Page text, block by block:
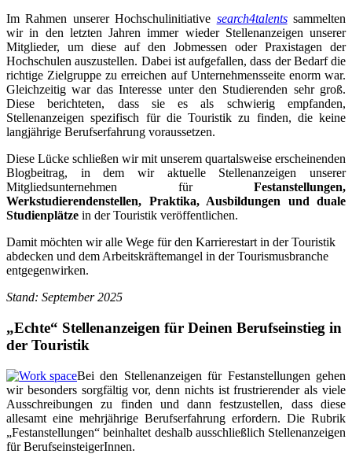
Im Rahmen unserer Hochschulinitiative search4talentssammelten
wir in den letzten Jahren immer wieder Stellenanzeigen unserer
Mitglieder, um diese auf den Jobmessen oder Praxistagen der
Hochschulen auszustellen. Dabei ist aufgefallen, dass der Bedarf die
richtige Zielgruppe zu erreichen auf Unternehmensseite enorm war.
Gleichzeitig war das Interesse unter den Studierenden sehr groß.
Diese berichteten, dass sie es als schwierig empfanden,
Stellenanzeigen spezifisch für die Touristik zu finden, die keine
langjährige Berufserfahrung voraussetzen.
Diese Lücke schließen wir mit unserem quartalsweise erscheinenden
Blogbeitrag, in dem wir aktuelle Stellenanzeigen unserer
Mitgliedsunternehmen für Festanstellungen,
Werkstudierendenstellen, Praktika, Ausbildungen und duale
Studienplätze in der Touristik veröffentlichen.
Damit möchten wir alle Wege für den Karrierestart in der Touristik
abdecken und dem Arbeitskräftemangel in der Tourismusbranche
entgegenwirken.
Stand: September 2025
„Echte“ Stellenanzeigen für Deinen Berufseinstieg in
der Touristik
Bei den Stellenanzeigen für Festanstellungen gehen
wir besonders sorgfältig vor, denn nichts ist frustrierender als viele
Ausschreibungen zu finden und dann festzustellen, dass diese
allesamt eine mehrjährige Berufserfahrung erfordern. Die Rubrik
„Festanstellungen“ beinhaltet deshalb ausschließlich Stellenanzeigen
für BerufseinsteigerInnen.